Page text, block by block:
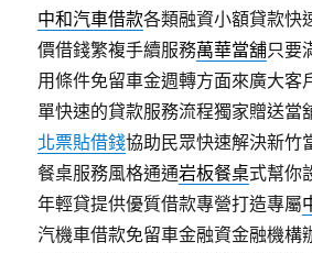
中和汽車借款各類融資小額貸款快
價借錢繁複手續服務萬華當舖只要
用條件免留車金週轉方面來廣大客
單快速的貸款服務流程獨家贈送當
北票貼借錢協助民眾快速解決新竹
餐桌服務風格通通岩板餐桌式幫你
年輕貸提供優質借款專營打造專屬
汽機車借款免留車金融資金融機構